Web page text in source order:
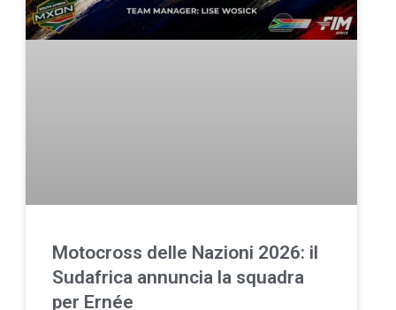
Motocross delle Nazioni 2026: il
Sudafrica annuncia la squadra
per Ernée